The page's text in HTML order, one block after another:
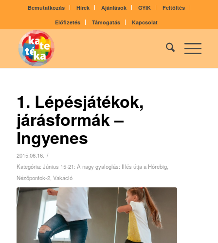
Bemutatkozás Hírek Ajánlások GYIK
Feltöltés
Előfizetés
Támogatás Kapcsolat
1. Lépésjátékok,
járásformák –
Ingyenes
2015.06.16. /
Kategória: Június 15-21: A nagy gyaloglás: Illés útja a Hórebig,
Nézőpontok-2, Vakáció